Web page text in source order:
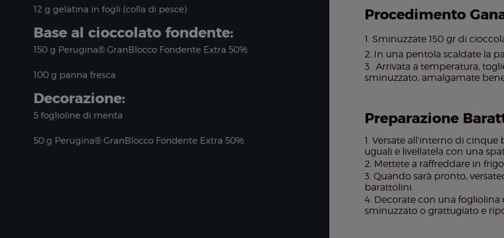
12 g gelatina in fogli (colla di pesce)
Base al cioccolato fondente:
150 g Perugina® GranBlocco Fondente Extra 50%
100 g panna fresca
Decorazione:
5 foglioline di menta
50 g Perugina® GranBlocco Fondente Extra 50%
Procedimento
Sminuzzate 150 gr di
In una pentola scaldate la
Arrivata a temperatura,
sminuzzato, amalgamate
Preparazione
Versate all’interno di
uguali e livellatela con una
Mettete a raffreddare in
Quando sarà pronto,
barattolini.
Decorate con una
sminuzzato o grattugiato e